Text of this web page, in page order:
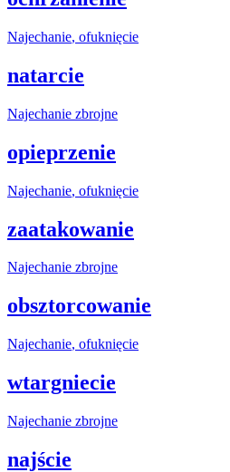
Najechanie, ofuknięcie
natarcie
Najechanie zbrojne
opieprzenie
Najechanie, ofuknięcie
zaatakowanie
Najechanie zbrojne
obsztorcowanie
Najechanie, ofuknięcie
wtargniecie
Najechanie zbrojne
najście